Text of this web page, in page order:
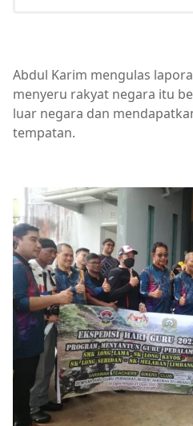
Abdul Karim mengulas
menyeru rakyat negara itu
luar negara dan
tempatan.